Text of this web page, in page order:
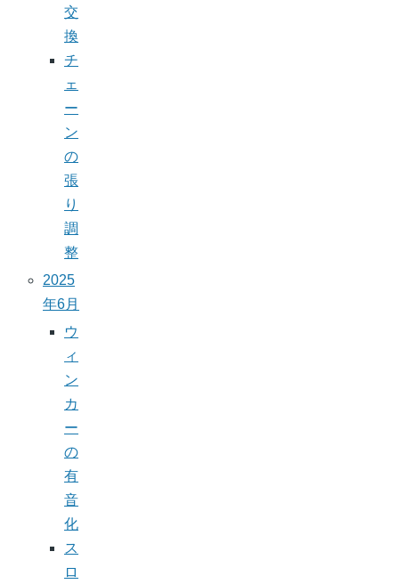
交
換
チ
ェ
ー
ン
の
張
り
調
整
2025
年6月
ウ
ィ
ン
カ
ー
の
有
音
化
ス
ロ